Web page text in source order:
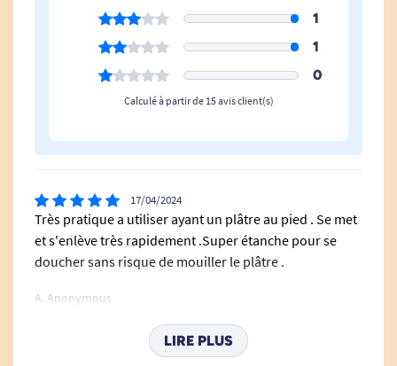
1
1
0
Calculé à partir de 15 avis client(s)
17/04/2024
Très pratique a utiliser ayant un plâtre au pied . Se met
et s'enlève très rapidement .Super étanche pour se
doucher sans risque de mouiller le plâtre .
A. Anonymous
26/12/2022
LIRE PLUS